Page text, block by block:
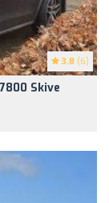
3.8 (6)
Skive